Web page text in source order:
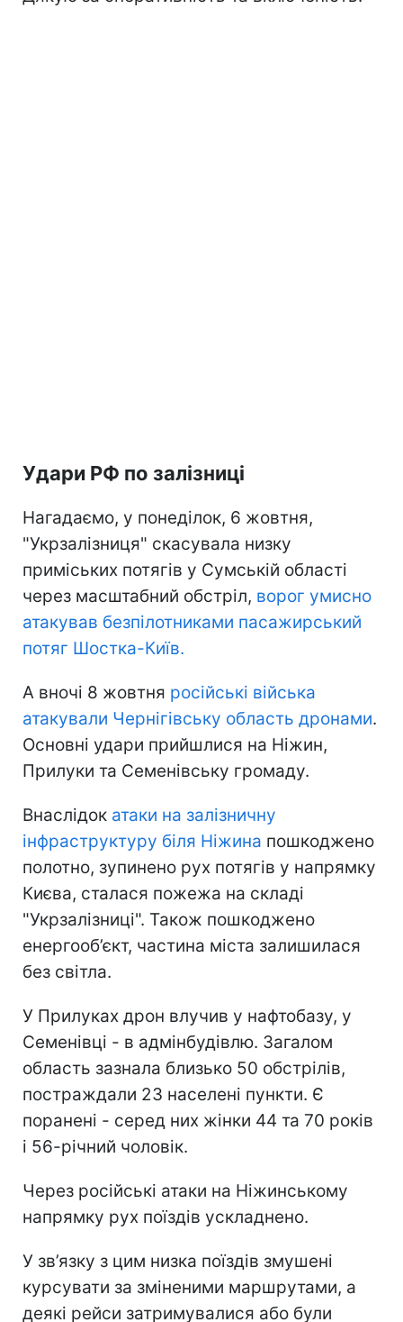
Удари РФ по залізниці
Нагадаємо, у понеділок, 6 жовтня,
"Укрзалізниця" скасувала низку
приміських потягів у Сумській області
через масштабний обстріл, ворог умисно
атакував безпілотниками пасажирський
потяг Шостка-Київ.
А вночі 8 жовтня російські війська
атакували Чернігівську область дронами.
Основні удари прийшлися на Ніжин,
Прилуки та Семенівську громаду.
Внаслідок атаки на залізничну
інфраструктуру біля Ніжина пошкоджено
полотно, зупинено рух потягів у напрямку
Києва, сталася пожежа на складі
"Укрзалізниці". Також пошкоджено
енергооб’єкт, частина міста залишилася
без світла.
У Прилуках дрон влучив у нафтобазу, у
Семенівці - в адмінбудівлю. Загалом
область зазнала близько 50 обстрілів,
постраждали 23 населені пункти. Є
поранені - серед них жінки 44 та 70 років
і 56-річний чоловік.
Через російські атаки на Ніжинському
напрямку рух поїздів ускладнено.
У зв’язку з цим низка поїздів змушені
курсувати за зміненими маршрутами, а
деякі рейси затримувалися або були